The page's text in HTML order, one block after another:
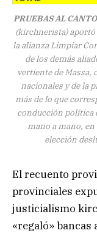
PRUEBAS AL
(kirchnerista) aportó
la alianza Limpiar
de los demás
vertiente de
nacionales y de la
más de lo que
conducción política
mano a mano,
elección
El recuento
provinciales
justicialismo
«regaló»